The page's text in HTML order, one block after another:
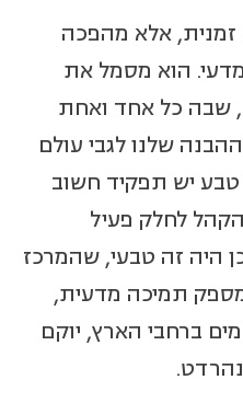
זמנית, אלא מהפכה
הוא מסמל את
שבה כל אחד ואחת
שלנו לגבי עולם
טבע יש תפקיד חשוב
לחלק פעיל
היה זה טבעי, שהמרכז
תמיכה מדעית,
ברחבי הארץ, יוקם